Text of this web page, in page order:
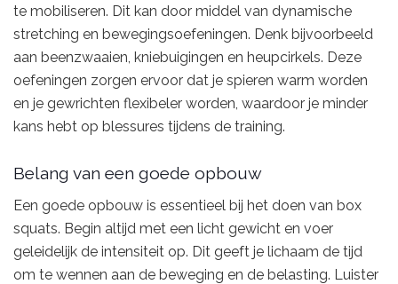
te mobiliseren. Dit kan door middel van dynamische
stretching en bewegingsoefeningen. Denk bijvoorbeeld
aan beenzwaaien, kniebuigingen en heupcirkels. Deze
oefeningen zorgen ervoor dat je spieren warm worden
en je gewrichten flexibeler worden, waardoor je minder
kans hebt op blessures tijdens de training.
Belang van een goede opbouw
Een goede opbouw is essentieel bij het doen van box
squats. Begin altijd met een licht gewicht en voer
geleidelijk de intensiteit op. Dit geeft je lichaam de tijd
om te wennen aan de beweging en de belasting. Luister